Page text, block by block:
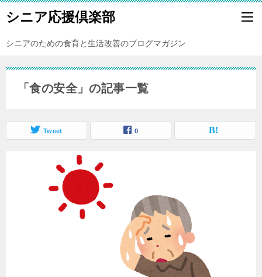
シニア応援倶楽部
シニアのための食育と生活改善のブログマガジン
「食の安全」の記事一覧
Tweet 0